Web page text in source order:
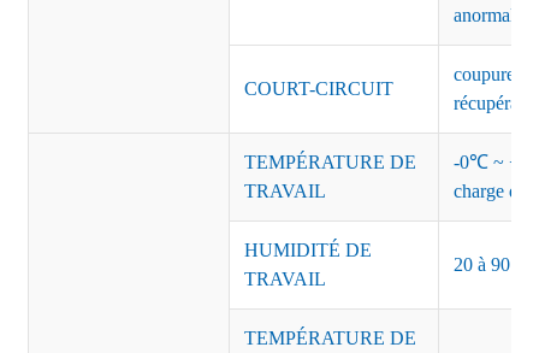
anormales
COURT-CIRCUIT
coupure
TEMPÉRATURE DE
TRAVAIL
-0℃ ~
charge de
HUMIDITÉ DE
TRAVAIL
20 à 90 %
TEMPÉRATURE DE